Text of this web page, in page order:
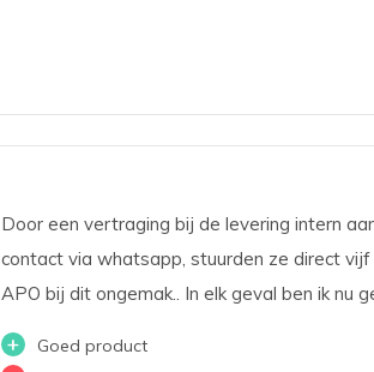
Door een vertraging bij de levering intern
contact via whatsapp, stuurden ze direct
APO bij dit ongemak.. In elk geval ben ik nu
+ Goed product